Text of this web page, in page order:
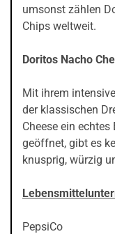
umsonst zählen
Chips weltweit.
Doritos Nacho
Mit ihrem
der klassischen
Cheese ein
geöffnet, gibt es
knusprig, würzig
PepsiCo